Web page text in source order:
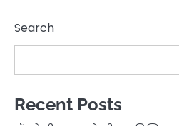
Search
Recent Posts